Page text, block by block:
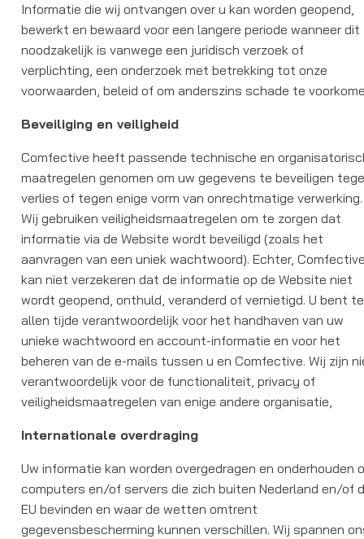
Informatie die wij ontvangen over u kan worden geopend,
bewerkt en bewaard voor een langere periode wanneer dit
noodzakelijk is vanwege een juridisch verzoek of
verplichting, een onderzoek met betrekking tot onze
voorwaarden, beleid of om anderszins schade te
Beveiliging en veiligheid
Comfective heeft passende technische en
maatregelen genomen om uw gegevens te beveiligen
verlies of tegen enige vorm van onrechtmatige verwerking.
Wij gebruiken veiligheidsmaatregelen om te zorgen dat
informatie via de Website wordt beveiligd (zoals het
aanvragen van een uniek wachtwoord). Echter,
kan niet verzekeren dat de informatie op de Website niet
wordt geopend, onthuld, veranderd of vernietigd. U bent te
allen tijde verantwoordelijk voor het handhaven van uw
unieke wachtwoord en account-informatie en voor het
beheren van de e-mails tussen u en Comfective. Wij zijn
verantwoordelijk voor de functionaliteit, privacy of
veiligheidsmaatregelen van enige andere organisatie,
Internationale overdraging
Uw informatie kan worden overgedragen en onderhouden
computers en/of servers die zich buiten Nederland en/of
EU bevinden en waar de wetten omtrent
gegevensbescherming kunnen verschillen. Wij spannen